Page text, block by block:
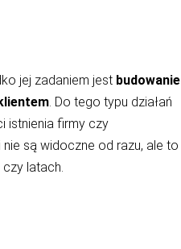
jej zadaniem jest budowanie
. Do tego typu działań
istnienia firmy czy
są widoczne od razu, ale to
latach.